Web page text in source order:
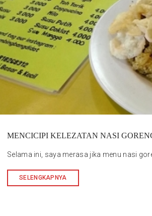
MENCICIPI KELEZATAN NASI
Selama ini, saya merasa jika menu nasi
SELENGKAPNYA